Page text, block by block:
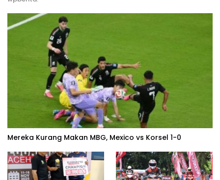
Mereka Kurang Makan MBG, Mexico vs Korsel 1-0